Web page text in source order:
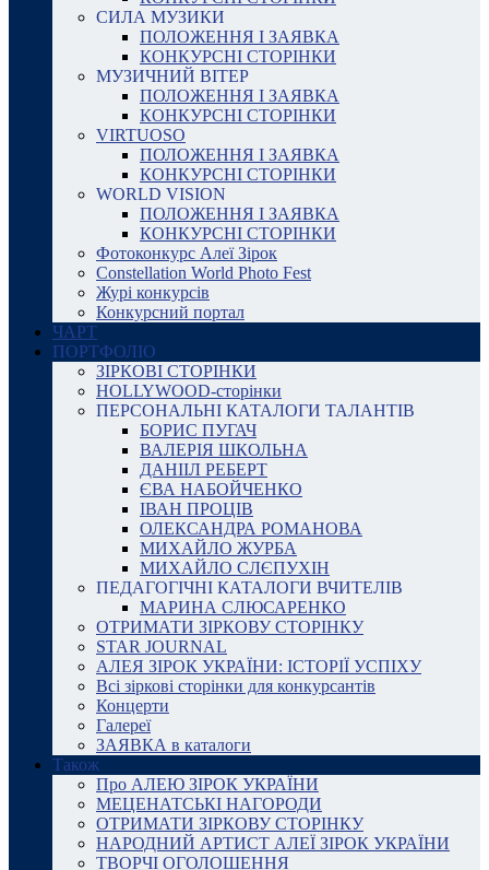
СИЛА МУЗИКИ
ПОЛОЖЕННЯ І ЗАЯВКА
КОНКУРСНІ СТОРІНКИ
МУЗИЧНИЙ ВІТЕР
ПОЛОЖЕННЯ І ЗАЯВКА
КОНКУРСНІ СТОРІНКИ
VIRTUOSO
ПОЛОЖЕННЯ І ЗАЯВКА
КОНКУРСНІ СТОРІНКИ
WORLD VISION
ПОЛОЖЕННЯ І ЗАЯВКА
КОНКУРСНІ СТОРІНКИ
Фотоконкурс Алеї Зірок
Constellation World Photo Fest
Журі конкурсів
Конкурсний портал
ЧАРТ
ПОРТФОЛІО
ЗІРКОВІ СТОРІНКИ
HOLLYWOOD-сторінки
ПЕРСОНАЛЬНІ КАТАЛОГИ ТАЛАНТІВ
БОРИС ПУГАЧ
ВАЛЕРІЯ ШКОЛЬНА
ДАНІІЛ РЕБЕРТ
ЄВА НАБОЙЧЕНКО
ІВАН ПРОЦІВ
ОЛЕКСАНДРА РОМАНОВА
МИХАЙЛО ЖУРБА
МИХАЙЛО СЛЄПУХІН
ПЕДАГОГІЧНІ КАТАЛОГИ ВЧИТЕЛІВ
МАРИНА СЛЮСАРЕНКО
ОТРИМАТИ ЗІРКОВУ СТОРІНКУ
STAR JOURNAL
АЛЕЯ ЗІРОК УКРАЇНИ: ІСТОРІЇ УСПІХУ
Всі зіркові сторінки для конкурсантів
Концерти
Галереї
ЗАЯВКА в каталоги
Також
Про АЛЕЮ ЗІРОК УКРАЇНИ
МЕЦЕНАТСЬКІ НАГОРОДИ
ОТРИМАТИ ЗІРКОВУ СТОРІНКУ
НАРОДНИЙ АРТИСТ АЛЕЇ ЗІРОК УКРАЇНИ
ТВОРЧІ ОГОЛОШЕННЯ